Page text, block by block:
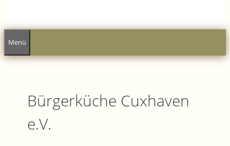
Menü
Bürgerküche Cuxhaven
e.V.